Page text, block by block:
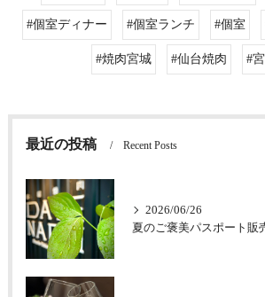
#個室ディナー #個室ランチ #個室
#焼肉宮城 #仙台焼肉 #
最近の投稿 Recent Posts
2026/06/26
夏のご褒美パスポート販